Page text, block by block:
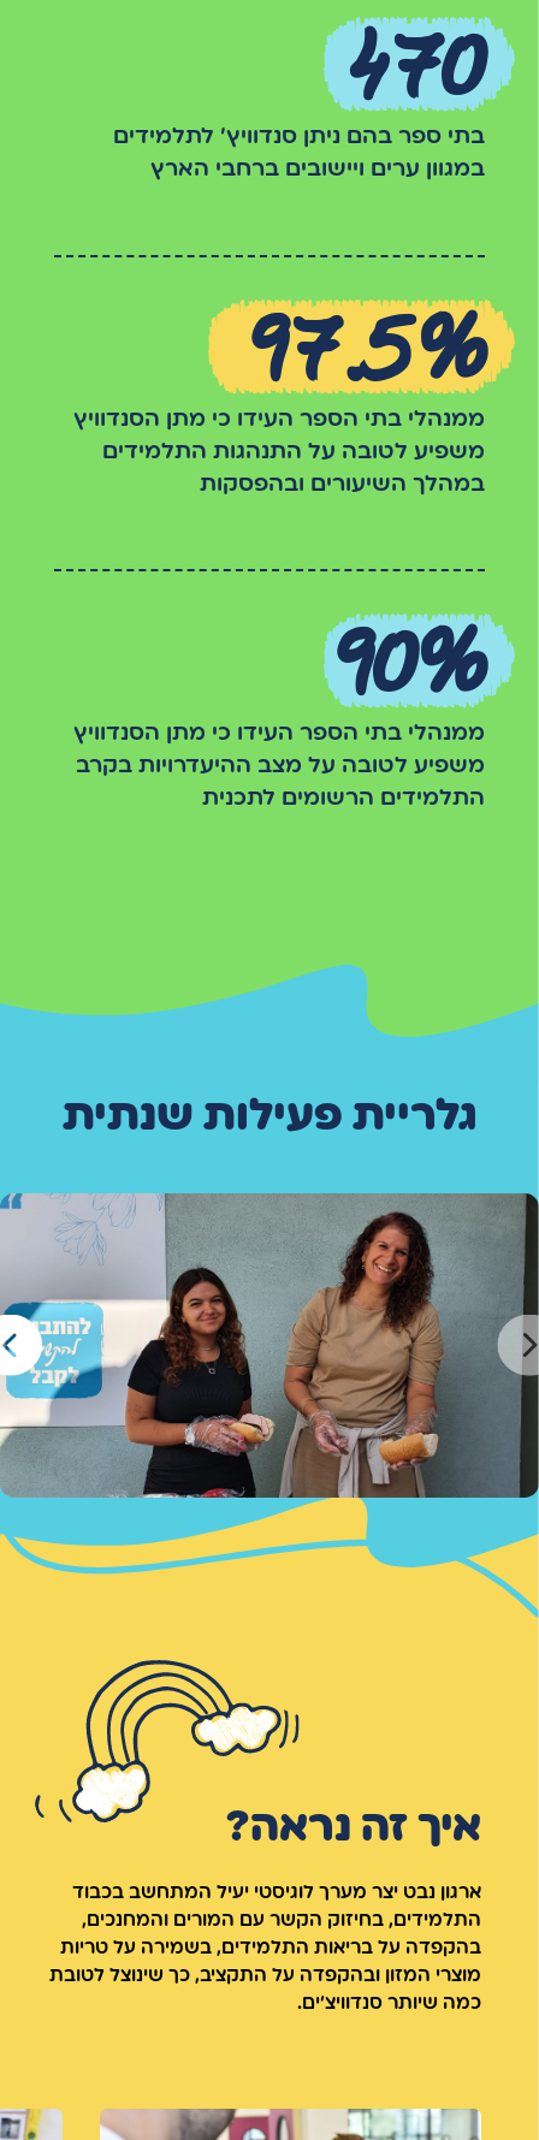
470
בתי ספר בהם ניתן סנדוויץ' לתלמידים
במגוון ערים ויישובים ברחבי הארץ
90%
ממנהלי בתי הספר העידו כי מתן הסנדוויץ
משפיע לטובה על מצב ההיעדרויות בקרב
התלמידים הרשומים לתכנית
97.5%
ממנהלי בתי הספר העידו כי מתן הסנדוויץ
משפיע לטובה על התנהגות התלמידים
במהלך השיעורים ובהפסקות
גלריית פעילות שנתית
איך זה נראה?
ארגון נבט יצר מערך לוגיסטי יעיל המתחשב בכבוד
התלמידים, בחיזוק הקשר עם המורים והמחנכים,
בהקפדה על בריאות התלמידים, בשמירה על טריות
מוצרי המזון ובהקפדה על התקציב, כך שינוצל לטובת
כמה שיותר סנדוויצ'ים.